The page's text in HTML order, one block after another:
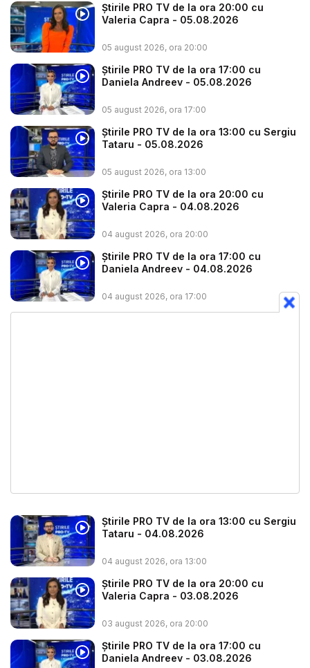
Știrile PRO TV de la ora 20:00 cu
Valeria Capra - 05.08.2026
05 august 2026, ora 20:00
Știrile PRO TV de la ora 17:00 cu
Daniela Andreev - 05.08.2026
05 august 2026, ora 17:00
Știrile PRO TV de la ora 13:00 cu Sergiu
Tataru - 05.08.2026
05 august 2026, ora 13:00
Știrile PRO TV de la ora 20:00 cu
Valeria Capra - 04.08.2026
04 august 2026, ora 20:00
Știrile PRO TV de la ora 17:00 cu
Daniela Andreev - 04.08.2026
04 august 2026, ora 17:00
Știrile PRO TV de la ora 13:00 cu Sergiu
Tataru - 04.08.2026
04 august 2026, ora 13:00
Știrile PRO TV de la ora 20:00 cu
Valeria Capra - 03.08.2026
03 august 2026, ora 20:00
Știrile PRO TV de la ora 17:00 cu
Daniela Andreev - 03.08.2026